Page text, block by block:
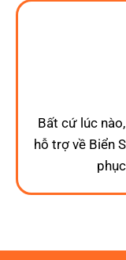
Bất cứ lúc
hỗ trợ về Biển